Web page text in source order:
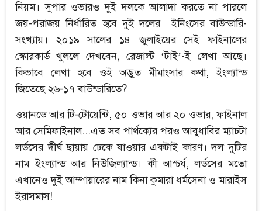
নিয়ম। সুপার ওভারও দুই দলকে আলাদা করতে না পারলে
জয়-পরাজয় নির্ধারিত হবে দুই দলের ইনিংসের বাউন্ডারি-
সংখ্যায়। ২০১৯ সালের ১৪ জুলাইয়ের সেই ফাইনালের
স্কোরকার্ড খুললে দেখবেন, রেজাল্ট ‘টাই’-ই লেখা আছে।
কিভাবে লেখা হবে ওই অদ্ভুত মীমাংসার কথা, ইংল্যান্ড
জিতেছে ২৬-১৭ বাউন্ডারিতে?
ওয়ানডে আর টি-টোয়েন্টি, ৫০ ওভার আর ২০ ওভার, ফাইনাল
আর সেমিফাইনাল...এত সব পার্থক্যের পরও আবুধাবির ম্যাচটা
লর্ডসের দীর্ঘ ছায়ায় ঢেকে যাওয়ার একটাই কারণ। দল দুটির
নাম ইংল্যান্ড আর নিউজিল্যান্ড। কী আশ্চর্য, লর্ডসের মতো
এখানেও দুই আম্পায়ারের নাম কিনা কুমারা ধর্মসেনা ও মারাইস
ইরাসমাস!